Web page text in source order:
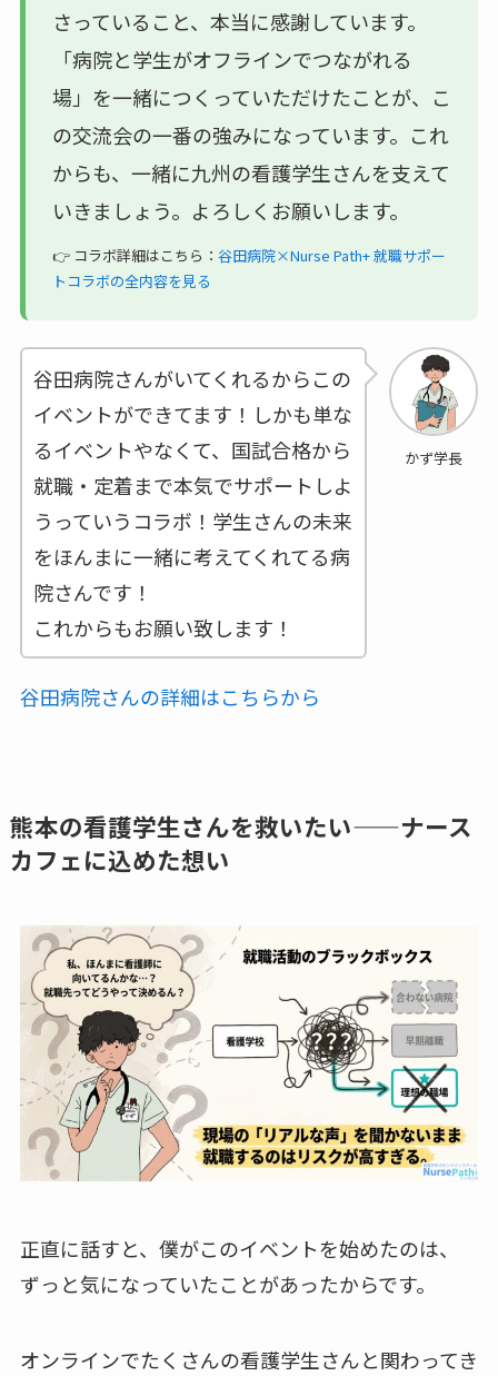
さっていること、本当に感謝しています。
「病院と学生がオフラインでつながれる
場」を一緒につくっていただけたことが、こ
の交流会の一番の強みになっています。これ
からも、一緒に九州の看護学生さんを支えて
いきましょう。よろしくお願いします。
👉 コラボ詳細はこちら： 谷田病院×Nurse Path+ 就職サポー
トコラボの全内容を見る
かず学長
谷田病院さんがいてくれるからこの
イベントができてます！しかも単な
るイベントやなくて、国試合格から
就職・定着まで本気でサポートしよ
うっていうコラボ！学生さんの未来
をほんまに一緒に考えてくれてる病
院さんです！
これからもお願い致します！
谷田病院さんの詳細はこちらから
熊本の看護学生さんを救いたい——ナース
カフェに込めた想い
正直に話すと、僕がこのイベントを始めたのは、
ずっと気になっていたことがあったからです。
オンラインでたくさんの看護学生さんと関わってき